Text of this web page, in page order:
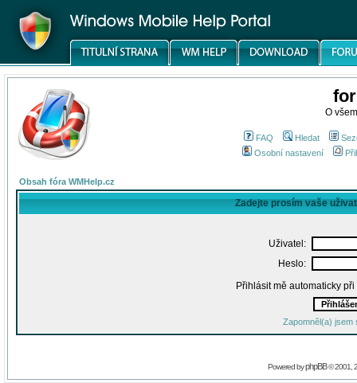
O
FAQ Hledat
Osobní nastavení
Obsah fóra WMHelp.cz
Zadejte prosím vaše
Uživatel:
Heslo:
Přihlásit mě automaticky
Zapomněl(a) jsem
Powered byphpBB© 2001,